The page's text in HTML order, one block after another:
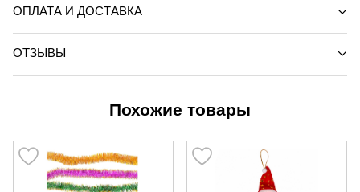
ОПЛАТА И ДОСТАВКА
ОТЗЫВЫ
Похожие товары